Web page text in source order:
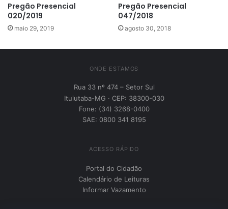
Pregão Presencial
020/2019
maio 29, 2019
Pregão Presencial
047/2018
agosto 30, 2018
ONDE ESTAMOS
Rua 33 nº 474 – Setor Sul
Ituiutaba-MG · CEP: 38300-030
Fone: (34) 3268-0400
SAE: 0800 341 8195
ACESSO RÁPIDO
Portal do Cidadão
Calendário de Leituras
Informar Vazamento